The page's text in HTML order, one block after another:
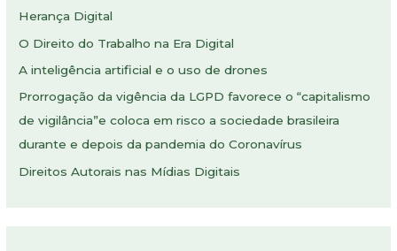
a
r
p
o
r
:
Herança Digital
O Direito do Trabalho na Era Digital
A inteligência artificial e o uso de drones
Prorrogação da vigência da LGPD favorece o “capitalismo
de vigilância”e coloca em risco a sociedade brasileira
durante e depois da pandemia do Coronavírus
Direitos Autorais nas Mídias Digitais